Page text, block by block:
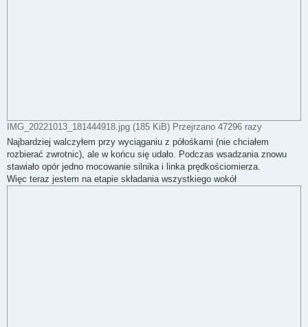
IMG_20221013_181444918.jpg (185 KiB) Przejrzano 47296 razy
Najbardziej walczyłem przy wyciąganiu z półośkami (nie chciałem
rozbierać zwrotnic), ale w końcu się udało. Podczas wsadzania znowu
stawiało opór jedno mocowanie silnika i linka prędkościomierza.
Więc teraz jestem na etapie składania wszystkiego wokół